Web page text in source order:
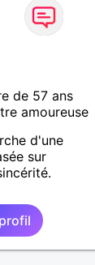
de 57 ans
amoureuse
d'une
sur